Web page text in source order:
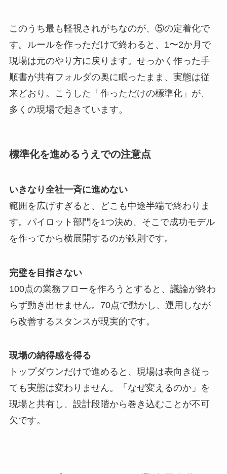
このうち最も軽視されがちなのが、⑤の定着化で
す。ルールを作っただけで終わると、1〜2か月で
現場は元のやり方に戻ります。せっかく作った手
順書が共有フォルダの奥に眠ったまま、実態は従
来どおり。こうした「作っただけの標準化」が、
多くの現場で起きています。
標準化を進めるうえでの注意点
いきなり全社一斉に進めない
範囲を広げすぎると、どこも中途半端で終わりま
す。パイロット部門を1つ決め、そこで成功モデル
を作ってから横展開するのが鉄則です。
完璧を目指さない
100点の業務フローを作ろうとすると、議論が終わ
らず動き出せません。70点で動かし、運用しなが
ら改善するスタンスが現実的です。
現場の納得感を得る
トップダウンだけで進めると、現場は表向き従っ
ても実態は変わりません。「なぜ変えるのか」を
現場と共有し、設計段階から巻き込むことが不可
欠です。